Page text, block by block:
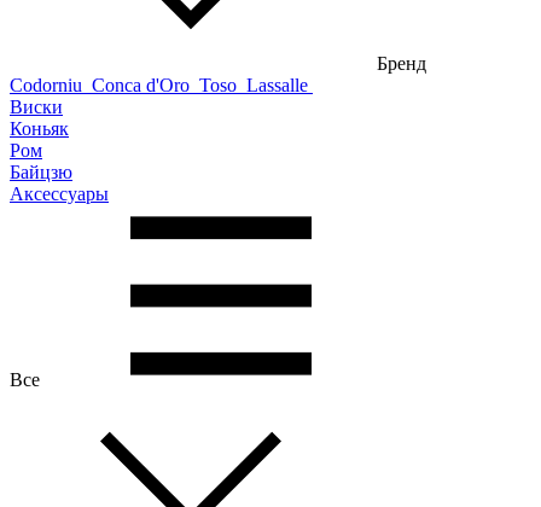
Бренд
Codorniu Conca d'Oro Toso Lassalle
Виски
Коньяк
Ром
Байцзю
Аксессуары
Все